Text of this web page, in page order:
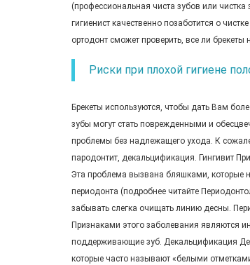
(профессиональная чиста зубов или
гигиенист качественно позаботится о
ортодонт сможет проверить, все ли
Риски при плохой гигиене
Брекеты используются, чтобы дать Вам
зубы могут стать поврежденными и
проблемы без надлежащего ухода. К
пародонтит, декальцификация. Гингивит
Эта проблема вызвана бляшками, которые
периодонта (подробнее читайте
забывать слегка очищать линию десны.
Признаками этого заболевания являются
поддерживающие зуб. Декальцификация
которые часто называют «белыми